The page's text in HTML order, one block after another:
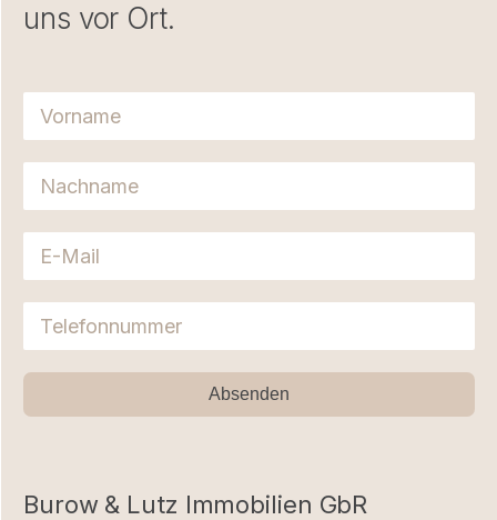
uns vor Ort.
Absenden
Burow & Lutz Immobilien GbR